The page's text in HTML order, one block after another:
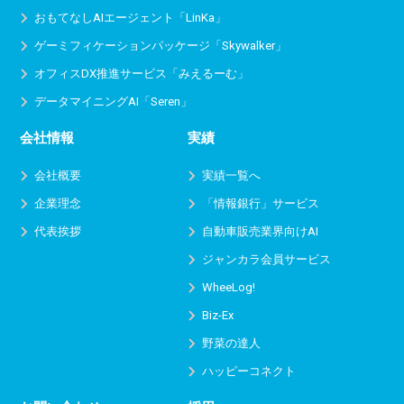
おもてなしAIエージェント「LinKa」
ゲーミフィケーションパッケージ「Skywalker」
オフィスDX推進サービス 「みえるーむ」
データマイニングAI「Seren」
会社情報
会社概要
企業理念
代表挨拶
実績
実績一覧へ
「情報銀行」サービス
自動車販売業界向けAI
ジャンカラ会員サービス
WheeLog!
Biz-Ex
野菜の達人
ハッピーコネクト